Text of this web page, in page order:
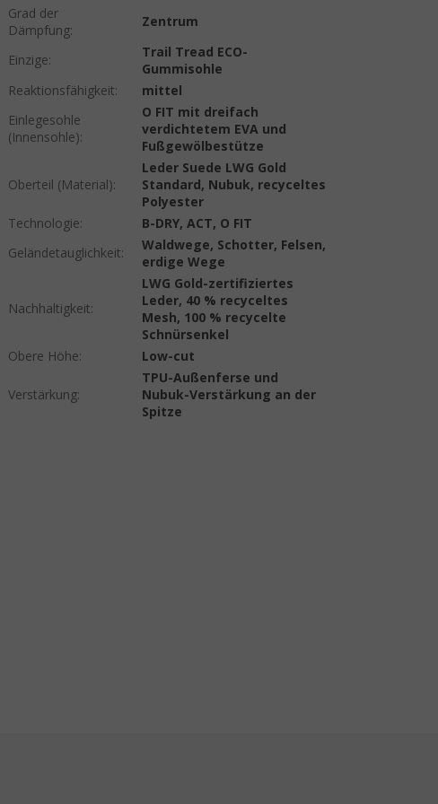
Grad der
Dämpfung:
Zentrum
Einzige:
Trail Tread ECO-
Gummisohle
Reaktionsfähigkeit:
mittel
Einlegesohle
(Innensohle):
O FIT mit dreifach
verdichtetem EVA und
Fußgewölbestütze
Oberteil (Material):
Leder Suede LWG Gold
Standard, Nubuk, recyceltes
Polyester
Technologie:
B-DRY, ACT, O FIT
Geländetauglichkeit:
Waldwege, Schotter, Felsen,
erdige Wege
Nachhaltigkeit:
LWG Gold-zertifiziertes
Leder, 40 % recyceltes
Mesh, 100 % recycelte
Schnürsenkel
Obere Höhe: Low-cut
Verstärkung:
TPU-Außenferse und
Nubuk-Verstärkung an der
Spitze